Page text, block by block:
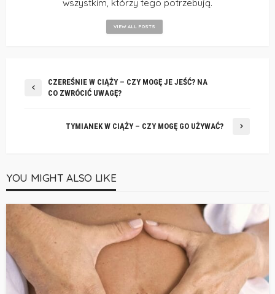
wszystkim, którzy tego potrzebują.
VIEW ALL POSTS
CZEREŚNIE W CIĄŻY – CZY MOGĘ JE JEŚĆ? NA
CO ZWRÓCIĆ UWAGĘ?
TYMIANEK W CIĄŻY – CZY MOGĘ GO UŻYWAĆ?
YOU MIGHT ALSO LIKE